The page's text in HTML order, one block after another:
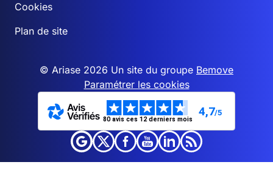
Cookies
Plan de site
© Ariase 2026 Un site du groupe Bemove
Paramétrer les cookies
80 avis ces 12 derniers mois
4,7/5